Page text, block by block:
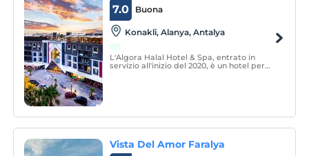
Buona
7.0
Konakli, Alanya, Antalya
L'Algora Halal Hotel & Spa, entrato in
servizio all'inizio del 2020, è un hotel per
Vista Del Amor Faralya